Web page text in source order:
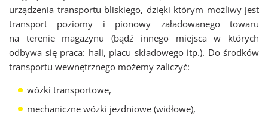
urządzenia transportu bliskiego, dzięki którym możliwy jest
transport poziomy i pionowy załadowanego towaru
na terenie magazynu (bądź innego miejsca w których
odbywa się praca: hali, placu składowego itp.). Do środków
transportu wewnętrznego możemy zaliczyć:
wózki transportowe,
mechaniczne wózki jezdniowe (widłowe),